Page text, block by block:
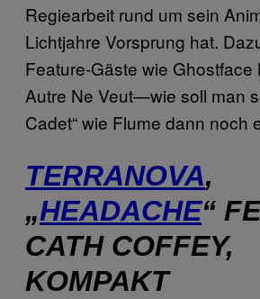
Regiearbeit rund um sein
Lichtjahre Vorsprung hat.
Feature-Gäste wie Ghostface
Autre Ne Veut—wie soll man
Cadet“ wie Flume dann noch
TERRANOVA,
„HEADACHE“
CATH COFFEY,
KOMPAKT